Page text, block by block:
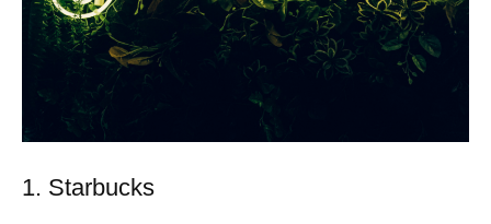
1. Starbucks